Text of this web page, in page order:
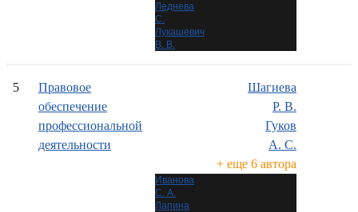
Леднева
С.
Лукашевич
В. В.
5
Правовое
обеспечение
профессиональной
деятельности
Шагиева
Р. В.
Гуков
А. С.
+ еще 6 автора
Иванова
С. А.
Лапина